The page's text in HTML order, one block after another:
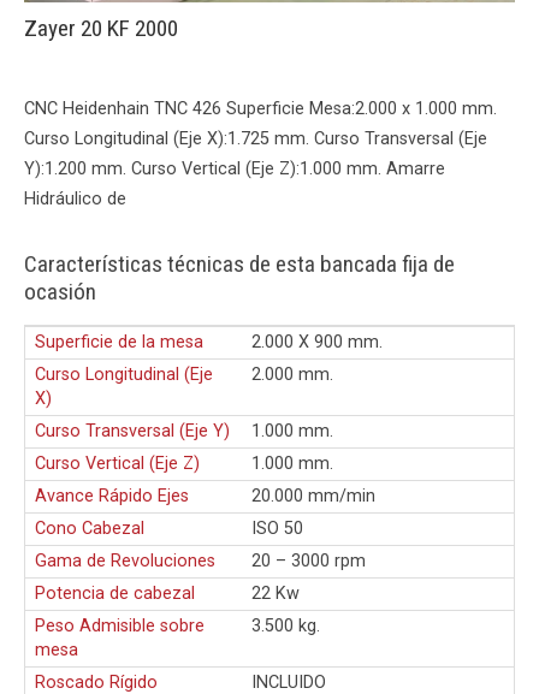
Zayer 20 KF 2000
CNC Heidenhain TNC 426 Superficie Mesa:2.000 x 1.000 mm.
Curso Longitudinal (Eje X):1.725 mm. Curso Transversal (Eje
Y):1.200 mm. Curso Vertical (Eje Z):1.000 mm. Amarre
Hidráulico de
Características técnicas de esta bancada fija de
ocasión
Superficie de la mesa
2.000 X 900 mm.
Curso Longitudinal (Eje
X)
2.000 mm.
Curso Transversal (Eje Y)
1.000 mm.
Curso Vertical (Eje Z)
1.000 mm.
Avance Rápido Ejes
20.000 mm/min
Cono Cabezal
ISO 50
Gama de Revoluciones
20 – 3000 rpm
Potencia de cabezal
22 Kw
Peso Admisible sobre
mesa
3.500 kg.
Roscado Rígido
INCLUIDO